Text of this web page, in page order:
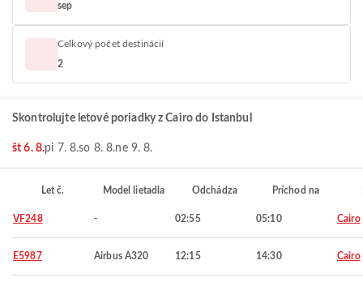
sep
Celkový počet destinácií
2
Skontrolujte letové poriadky z Cairo do Istanbul
št 6. 8.pi 7. 8.so 8. 8.ne 9. 8.
Let č. Model lietadla Odchádza Príchod na
VF248 - 02:55 05:10 Cairo
E5987 Airbus A320 12:15 14:30 Cairo